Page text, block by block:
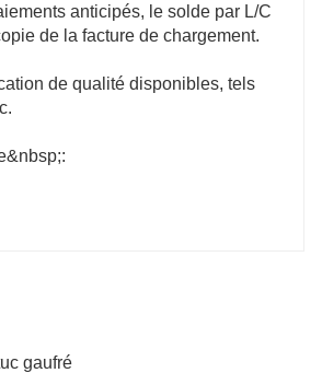
anticipés, le solde par L/C
de la facture de chargement.
de qualité disponibles, tels
gaufré